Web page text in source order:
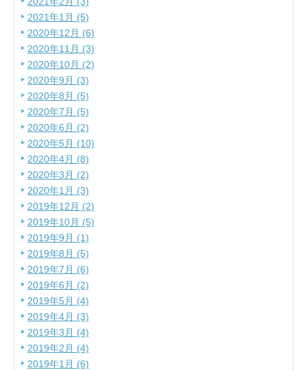
2021年1月 (5)
2020年12月 (6)
2020年11月 (3)
2020年10月 (2)
2020年9月 (3)
2020年8月 (5)
2020年7月 (5)
2020年6月 (2)
2020年5月 (10)
2020年4月 (8)
2020年3月 (2)
2020年1月 (3)
2019年12月 (2)
2019年10月 (5)
2019年9月 (1)
2019年8月 (5)
2019年7月 (6)
2019年6月 (2)
2019年5月 (4)
2019年4月 (3)
2019年3月 (4)
2019年2月 (4)
2019年1月 (6)